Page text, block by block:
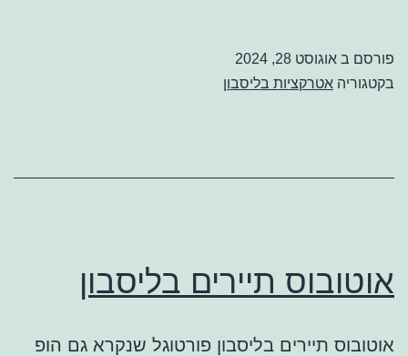
פורסם ב אוגוסט 28, 2024
בקטגוריה אטרקציות בליסבון
אוטובוס תיירים בליסבון
אוטובוס תיירים בליסבון פורטוגל שנקרא גם הופ